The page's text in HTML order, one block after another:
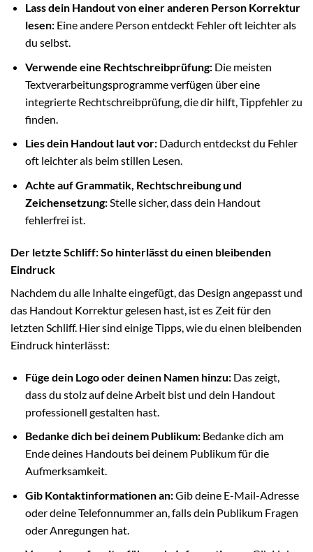
Lass dein Handout von einer anderen Person Korrektur
lesen:Eine andere Person entdeckt Fehler oft leichter als
du selbst.
Verwende eine Rechtschreibprüfung:Die meisten
Textverarbeitungsprogramme verfügen über eine
integrierte Rechtschreibprüfung, die dir hilft, Tippfehler zu
finden.
Lies dein Handout laut vor:Dadurch entdeckst du Fehler
oft leichter als beim stillen Lesen.
Achte auf Grammatik, Rechtschreibung und
Zeichensetzung:Stelle sicher, dass dein Handout
fehlerfrei ist.
Der letzte Schliff: So hinterlässt du einen bleibenden
Eindruck
Nachdem du alle Inhalte eingefügt, das Design angepasst und
das Handout Korrektur gelesen hast, ist es Zeit für den
letzten Schliff. Hier sind einige Tipps, wie du einen bleibenden
Eindruck hinterlässt:
Füge dein Logo oder deinen Namen hinzu:Das zeigt,
dass du stolz auf deine Arbeit bist und dein Handout
professionell gestalten hast.
Bedanke dich bei deinem Publikum:Bedanke dich am
Ende deines Handouts bei deinem Publikum für die
Aufmerksamkeit.
Gib Kontaktinformationen an:Gib deine E-Mail-Adresse
oder deine Telefonnummer an, falls dein Publikum Fragen
oder Anregungen hat.